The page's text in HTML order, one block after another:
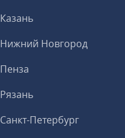
Казань
Нижний Новгород
Пенза
Рязань
Санкт-Петербург